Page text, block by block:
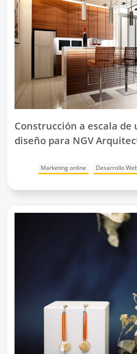
Construcción a escala de
diseño para NGV
Marketing online Desarrollo